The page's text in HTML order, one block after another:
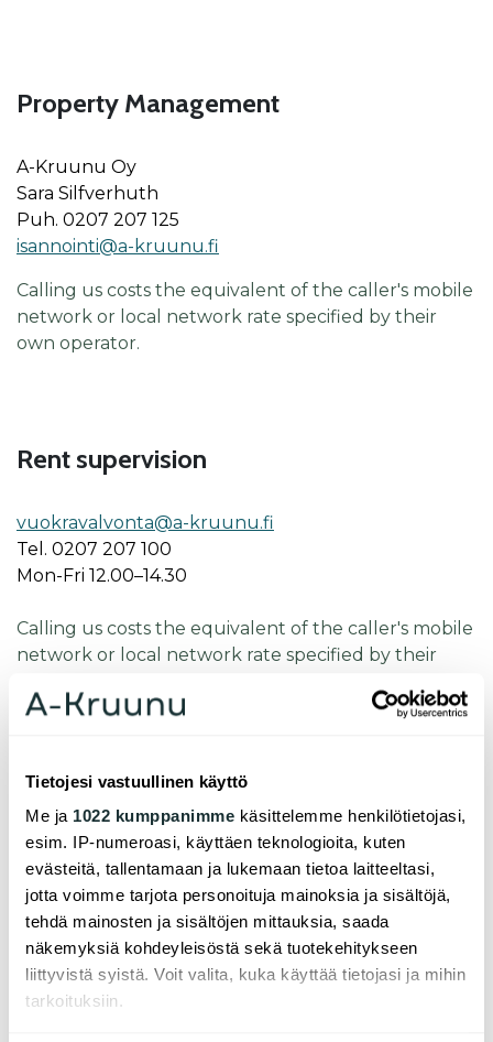
Tietojesi vastuullinen käyttö
Me ja 1022 kumppanimme käsittelemme henkilötietojasi,
esim. IP-numeroasi, käyttäen teknologioita, kuten
evästeitä, tallentamaan ja lukemaan tietoa laitteeltasi,
jotta voimme tarjota personoituja mainoksia ja sisältöjä,
tehdä mainosten ja sisältöjen mittauksia, saada
näkemyksiä kohdeyleisöstä sekä tuotekehitykseen
liittyvistä syistä. Voit valita, kuka käyttää tietojasi ja mihin
tarkoituksiin.
Property Management
A-Kruunu Oy
Sara Silfverhuth
Puh. 0207 207 125
isannointi@a-kruunu.fi
Calling us costs the equivalent of the caller's mobile
network or local network rate specified by their
own operator.
Rent supervision
vuok­ra­val­von­ta@a-kruu­nu.fi
Tel. 0207 207 100
Mon-Fri 12.00–14.30
Calling us costs the equivalent of the caller's mobile
network or local network rate specified by their
Customer service and parking spaces
vuok­raus@a-kruu­nu.fi
Tel. 0207 207 100
Mon-Fri 12.00–14.30
Calling us costs the equivalent of the caller's mobile
network or local network rate specified by their
own operator.